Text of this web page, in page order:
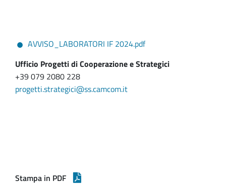
AVVISO_LABORATORI IF 2024.pdf
Ufficio Progetti di Cooperazione e Strategici
+39 079 2080 228
progetti.strategici@ss.camcom.it
Stampa in PDF